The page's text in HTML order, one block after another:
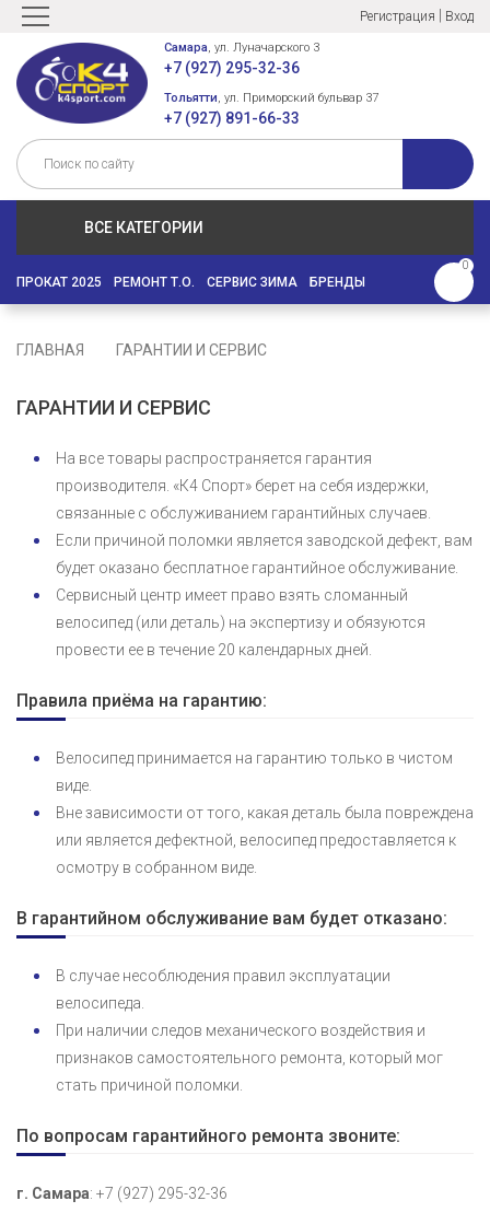
Регистрация Вход
Самара, ул. Луначарского 3
+7 (927) 295-32-36
Тольятти, ул. Приморский бульвар 37
+7 (927) 891-66-33
ВСЕ КАТЕГОРИИ
ПРОКАТ 2025 РЕМОНТ Т.О. СЕРВИС ЗИМА БРЕНДЫ
0
ГЛАВНАЯ ГАРАНТИИ И СЕРВИС
ГАРАНТИИ И СЕРВИС
На все товары распространяется гарантия
производителя. «К4 Спорт» берет на себя издержки,
связанные с обслуживанием гарантийных случаев.
Если причиной поломки является заводской дефект, вам
будет оказано бесплатное гарантийное обслуживание.
Сервисный центр имеет право взять сломанный
велосипед (или деталь) на экспертизу и обязуются
провести ее в течение 20 календарных дней.
Правила приёма на гарантию:
Велосипед принимается на гарантию только в чистом
виде.
Вне зависимости от того, какая деталь была повреждена
или является дефектной, велосипед предоставляется к
осмотру в собранном виде.
В гарантийном обслуживание вам будет отказано:
В случае несоблюдения правил эксплуатации
велосипеда.
При наличии следов механического воздействия и
признаков самостоятельного ремонта, который мог
стать причиной поломки.
По вопросам гарантийного ремонта звоните:
г. Самара: +7 (927) 295-32-36